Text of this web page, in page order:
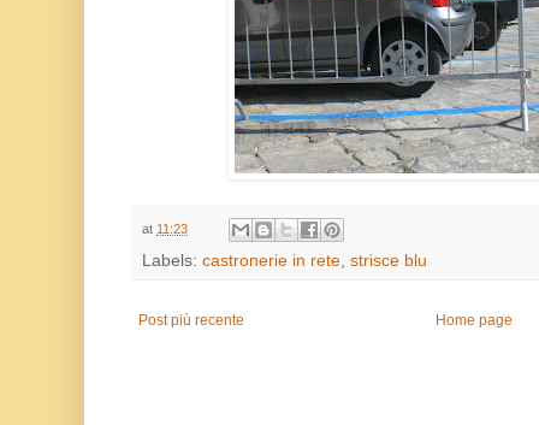
at 11:23
Labels: castronerie in rete strisce blu
Post più recente Home page